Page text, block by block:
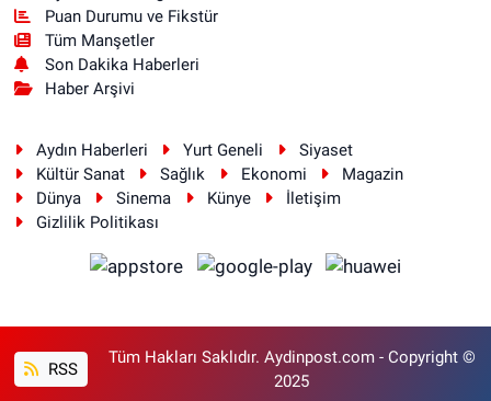
Puan Durumu ve Fikstür
Tüm Manşetler
Son Dakika Haberleri
Haber Arşivi
Aydın Haberleri Yurt Geneli
Siyaset
Kültür Sanat
Sağlık Ekonomi
Magazin
Dünya
Sinema Künye
İletişim
Gizlilik Politikası
RSS
Tüm Hakları Saklıdır. Aydinpost.com - Copyright ©
2025